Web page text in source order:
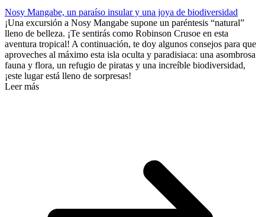
Nosy Mangabe, un paraíso insular y una joya de biodiversidad
¡Una excursión a Nosy Mangabe supone un paréntesis “natural”
lleno de belleza. ¡Te sentirás como Robinson Crusoe en esta
aventura tropical! A continuación, te doy algunos consejos para que
aproveches al máximo esta isla oculta y paradisiaca: una asombrosa
fauna y flora, un refugio de piratas y una increíble biodiversidad,
¡este lugar está lleno de sorpresas!
Leer más